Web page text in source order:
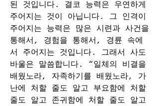
된 것입니다. 결코 능력은 우연하게
주어지는 것이 아닙니다. 그 인격이
주어지는 능력은 많은 시련과 사건을
통해서, 경험을 통해서, 경륜 속에
서 주어지는 것입니다. 그래서 사도
바울은 말씀합니다. “일체의 비결을
배웠노라, 자족하기를 배웠노라, 가
난에 처할 줄도 알고 부요함에 처할
줄도 알고 존귀함에 처할 줄도 알고